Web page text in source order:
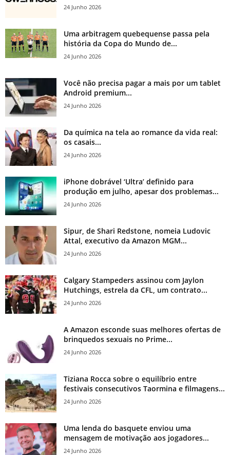
24 Junho 2026
Uma arbitragem quebequense passa pela
história da Copa do Mundo de...
24 Junho 2026
Você não precisa pagar a mais por um tablet
Android premium...
24 Junho 2026
Da química na tela ao romance da vida real:
os casais...
24 Junho 2026
iPhone dobrável ‘Ultra’ definido para
produção em julho, apesar dos problemas...
24 Junho 2026
Sipur, de Shari Redstone, nomeia Ludovic
Attal, executivo da Amazon MGM...
24 Junho 2026
Calgary Stampeders assinou com Jaylon
Hutchings, estrela da CFL, um contrato...
24 Junho 2026
A Amazon esconde suas melhores ofertas de
brinquedos sexuais no Prime...
24 Junho 2026
Tiziana Rocca sobre o equilíbrio entre
festivais consecutivos Taormina e filmagens...
24 Junho 2026
Uma lenda do basquete enviou uma
mensagem de motivação aos jogadores...
24 Junho 2026